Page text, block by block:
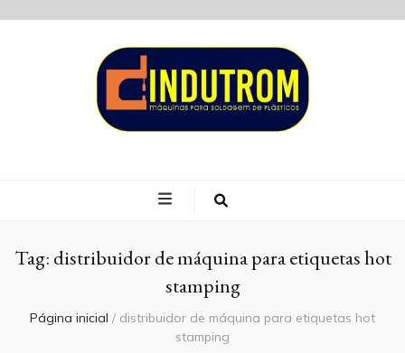
Blog Indutrom
Tag: distribuidor de máquina para etiquetas hot
stamping
Página inicial / distribuidor de máquina para etiquetas hot
stamping